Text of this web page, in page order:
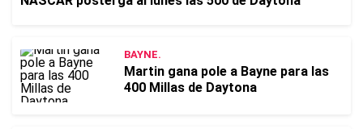
BAYNE.
Martin gana pole a Bayne para las
400 Millas de Daytona